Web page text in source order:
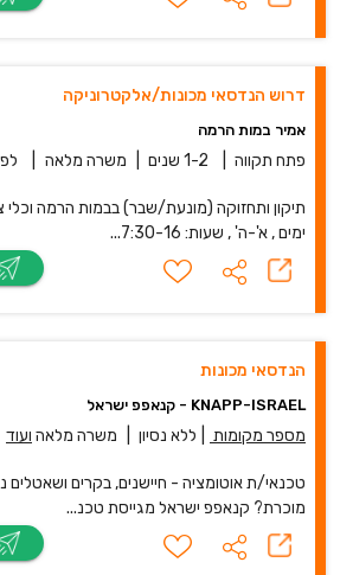
דרוש הנדסאי מכונות/אלקטרוניקה
אמיר במות הרמה
פתח תקווה 1-2 שנים משרה מלאה לפני
ימים , א'-ה' , שעות: 7:30-16...
הנדסאי מכונות
KNAPP-ISRAEL - קנאפפ ישראל
מספר מקומות ללא נסיון משרה מלאה ועוד
טכנאי/ת אוטומציה - חיישנים, בקרים
מוכרת? קנאפפ ישראל מגייסת טכנ...